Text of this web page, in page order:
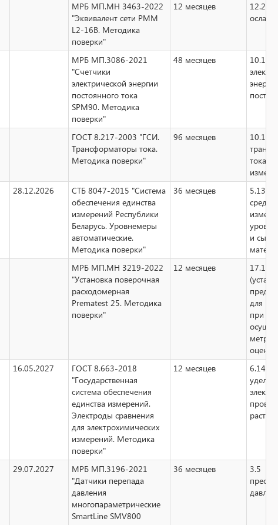
МРБ МП.МН 3463-2022
"Эквивалент сети РММ
L2-16B. Методика
поверки"
12 месяцев
12.2
МРБ МП.3086-2021
"Счетчики
электрической энергии
постоянного тока
SPM90. Методика
поверки"
48 месяцев
10.10
ГОСТ 8.217-2003 "ГСИ.
Трансформаторы тока.
Методика поверки"
96 месяцев
10.13
тока
28.12.2026
СТБ 8047-2015 "Система
обеспечения единства
измерений Республики
Беларусь. Уровнемеры
автоматические.
Методика поверки"
36 месяцев
5.13
и
МРБ МП.МН 3219-2022
"Установка поверочная
расходомерная
Prematest 25. Методика
поверки"
12 месяцев
17.1
для
при
оценки
16.05.2027
ГОСТ 8.663-2018
"Государственная
система обеспечения
единства измерений.
Электроды сравнения
для электрохимических
измерений. Методика
поверки"
12 месяцев
6.14
29.07.2027
МРБ МП.3196-2021
"Датчики перепада
давления
многопараметрические
SmartLine SMV800
36 месяцев
3.5